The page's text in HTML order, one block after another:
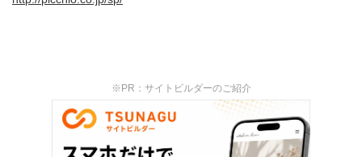
※PR：サイトビルダーのご紹介